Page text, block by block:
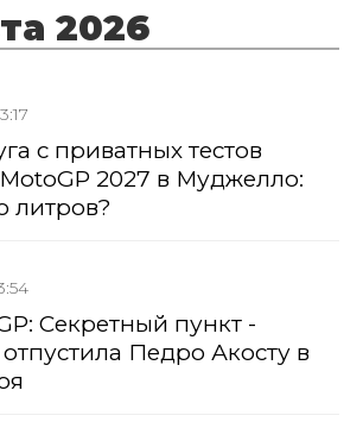
2026
с приватных тестов
2027 в Муджелло:
литров?
Секретный пункт -
Педро Акосту в